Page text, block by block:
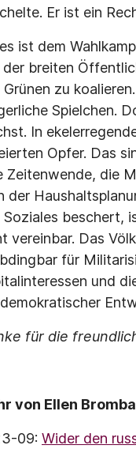
Er ist ein
ist dem
der breiten
Grünen zu
Spielchen.
In
Opfer. Das
Zeitenwende, die
der
Soziales beschert,
vereinbar. Das
für
und
für die
von Ellen
09: Wider den